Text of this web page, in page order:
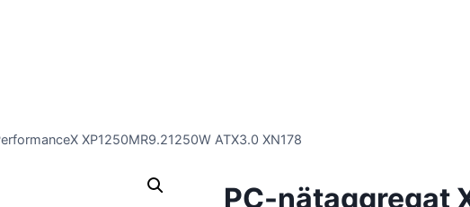
XP1250MR9.21250W ATX3.0 XN178
PC-nätaggregat